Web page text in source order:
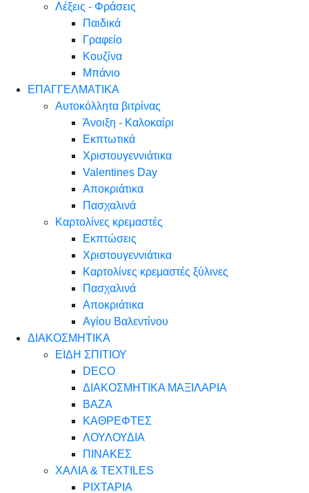
Λέξεις - Φράσεις
Παιδικά
Γραφείο
Κουζίνα
Μπάνιο
ΕΠΑΓΓΕΛΜΑΤΙΚΑ
Αυτοκόλλητα βιτρίνας
Άνοιξη - Καλοκαίρι
Εκπτωτικά
Χριστουγεννιάτικα
Valentines Day
Αποκριάτικα
Πασχαλινά
Καρτολίνες κρεμαστές
Εκπτώσεις
Χριστουγεννιάτικα
Καρτολίνες κρεμαστές ξύλινες
Πασχαλινά
Αποκριάτικα
Αγίου Βαλεντίνου
ΔΙΑΚΟΣΜΗΤΙΚΑ
ΕΙΔΗ ΣΠΙΤΙΟΥ
DECO
ΔΙΑΚΟΣΜΗΤΙΚΑ ΜΑΞΙΛΑΡΙΑ
ΒΑΖΑ
ΚΑΘΡΕΦΤΕΣ
ΛΟΥΛΟΥΔΙΑ
ΠΙΝΑΚΕΣ
ΧΑΛΙΑ & TEXTILES
ΡΙΧΤΑΡΙΑ